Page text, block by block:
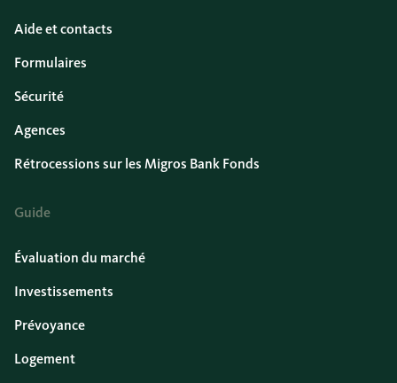
Aide et contacts
Formulaires
Sécurité
Agences
Rétrocessions sur les Migros Bank Fonds
Guide
Évaluation du marché
Investissements
Prévoyance
Logement